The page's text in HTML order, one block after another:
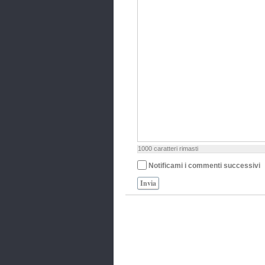
1000 caratteri rimasti
Notificami i commenti successivi
Invia